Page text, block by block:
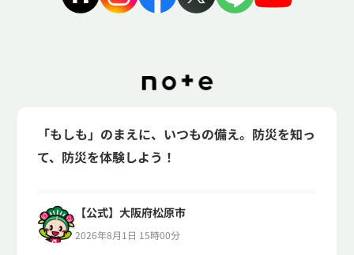
「もしも」のまえに、いつもの備え。防災を知っ
て、防災を体験しよう！
【公式】大阪府松原市
2026年8月1日 15時00分